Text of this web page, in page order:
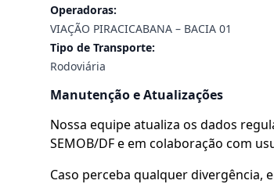
Operadoras:
VIAÇÃO PIRACICABANA – BACIA 01
Tipo de Transporte:
Rodoviária
Manutenção e Atualizações
Nossa equipe atualiza os dados
SEMOB/DF e em colaboração com
Caso perceba qualquer divergência,